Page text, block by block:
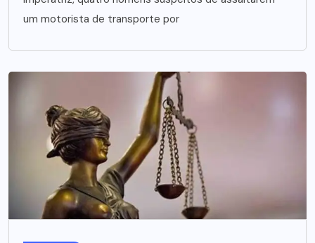
um motorista de transporte por